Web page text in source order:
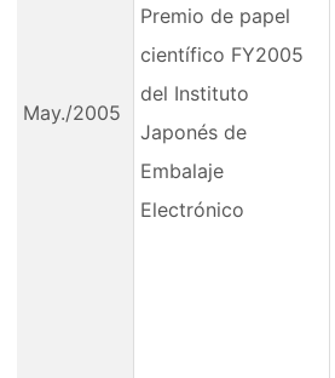
May./2005
Premio de papel
científico FY2005
del Instituto
Japonés de
Embalaje
Electrónico